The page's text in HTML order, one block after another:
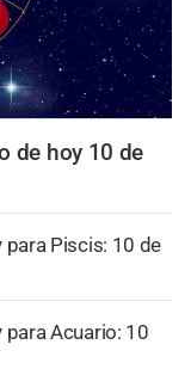
de hoy 10 de
Piscis: 10 de
Acuario: 10